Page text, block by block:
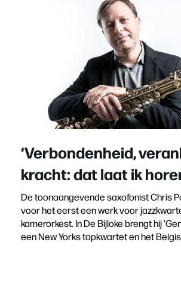
‘Verbondenheid,
kracht: dat laat ik
De toonaangevende saxofonist Chris
voor het eerst een werk voor
kamerorkest. In De Bijloke brengt hij
een New Yorks topkwartet en het